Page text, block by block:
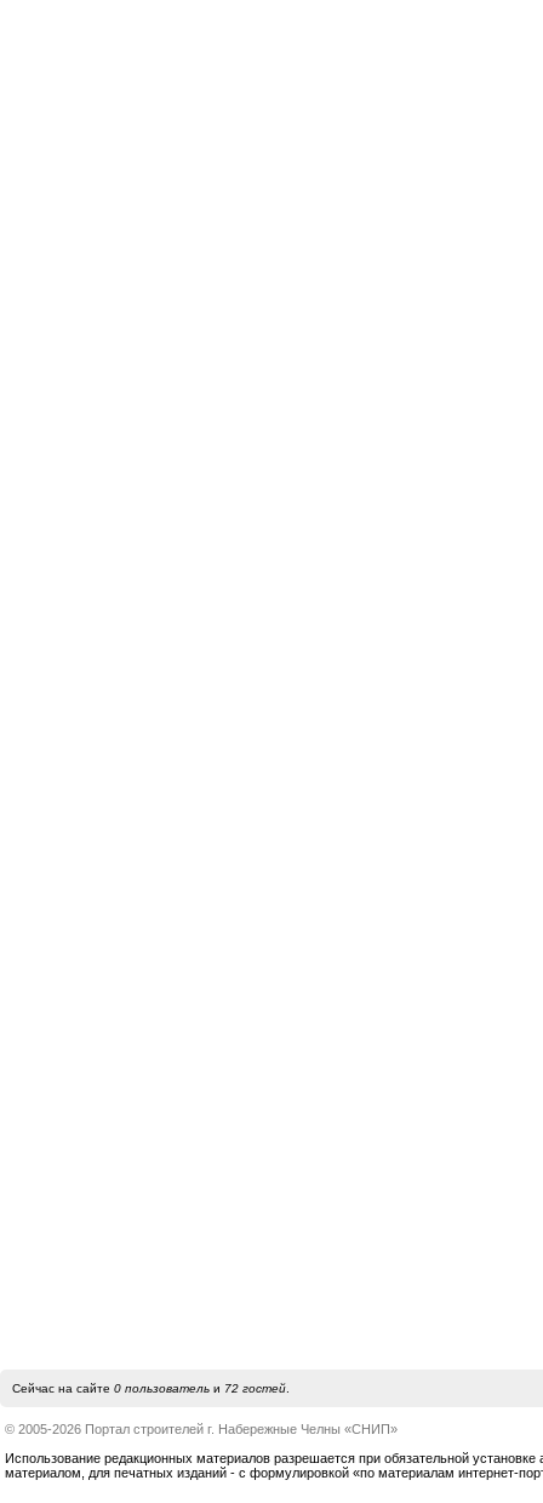
Сейчас на сайте 0 пользовательи 72 гостей.
© 2005-2026 Портал строителей г. Набережные Челны «СНИП»
Использование редакционных материалов разрешается при обязательной установке
материалом, для печатных изданий - с формулировкой «по материалам интернет-